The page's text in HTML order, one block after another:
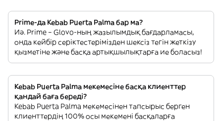
Prime-да Kebab Puerta Palma бар ма?
Иә. Prime – Glovo-ның жазылымдық бағдарламасы,
онда кейбір серіктестерімізден шексіз тегін жеткізу
қызметіне және басқа артықшылықтарға ие боласыз!
Kebab Puerta Palma мекемесіне басқа клиенттер
қандай баға береді?
Kebab Puerta Palma мекемесінен тапсырыс берген
клиенттердің 100% осы мекемені басқаларға